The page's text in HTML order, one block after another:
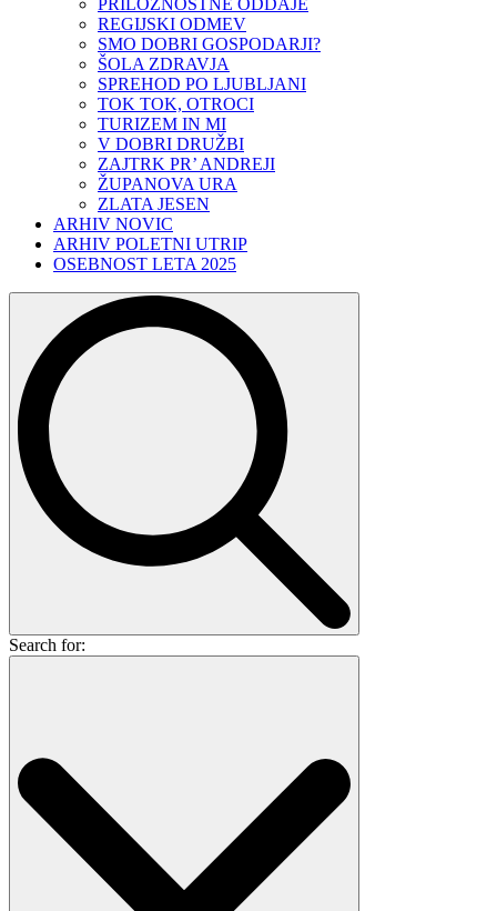
PRILOŽNOSTNE ODDAJE
REGIJSKI ODMEV
SMO DOBRI GOSPODARJI?
ŠOLA ZDRAVJA
SPREHOD PO LJUBLJANI
TOK TOK, OTROCI
TURIZEM IN MI
V DOBRI DRUŽBI
ZAJTRK PR’ ANDREJI
ŽUPANOVA URA
ZLATA JESEN
ARHIV NOVIC
ARHIV POLETNI UTRIP
OSEBNOST LETA 2025
Search for: